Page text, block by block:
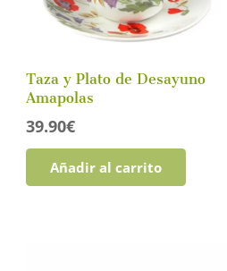
Taza y Plato de Desayuno
Amapolas
39.90€
Añadir al carrito